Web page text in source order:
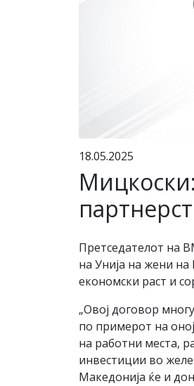
18.05.2025
Претседателот на
на Унија на жени
економски раст и
„Овој договор
по примерот на
на работни места,
инвестиции во
Македонија ќе и